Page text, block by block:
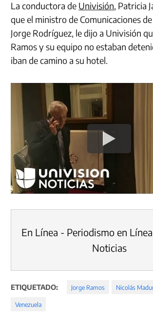
La conductora de Univisión, Patricia
que el ministro de Comunicaciones
Jorge Rodríguez, le dijo a Univisión
Ramos y su equipo no estaban
iban de camino a su hotel.
En Línea - Periodismo en
Noticias
ETIQUETADO: Jorge Ramos Nicolás
Venezuela